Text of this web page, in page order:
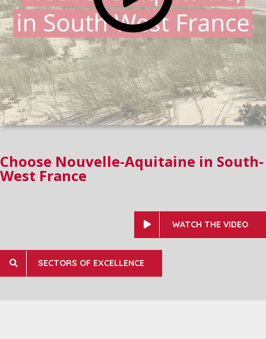
Choose Nouvelle-Aquitaine in South-
West France
WATCH THE VIDEO
SECTORS OF EXCELLENCE